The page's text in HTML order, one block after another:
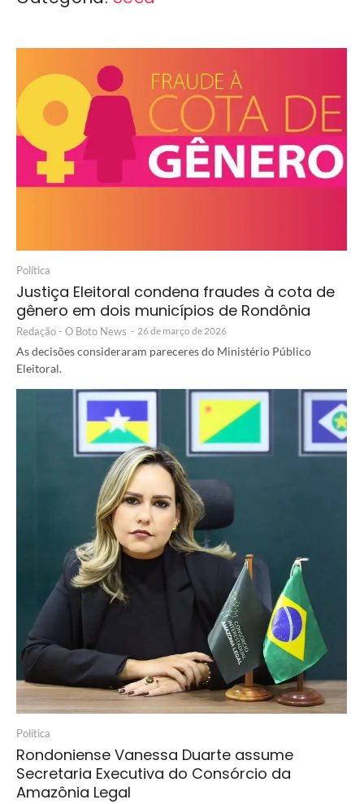
Política
Justiça Eleitoral condena fraudes à cota de
gênero em dois municípios de Rondônia
Redação - O Boto News - 26 de março de 2026
As decisões consideraram pareceres do Ministério Público
Eleitoral.
Política
Rondoniense Vanessa Duarte assume
Secretaria Executiva do Consórcio da
Amazônia Legal